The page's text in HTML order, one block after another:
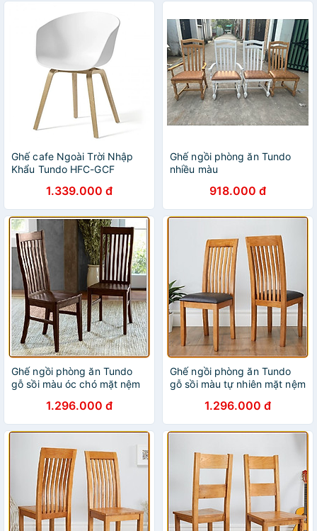
Ghế cafe Ngoài Trời Nhập
Khẩu Tundo HFC-GCF
1.339.000 đ
Ghế ngồi phòng ăn Tundo
nhiều màu
918.000 đ
Ghế ngồi phòng ăn Tundo
gỗ sồi màu óc chó mặt nệm
1.296.000 đ
Ghế ngồi phòng ăn Tundo
gỗ sồi màu tự nhiên mặt nệm
1.296.000 đ